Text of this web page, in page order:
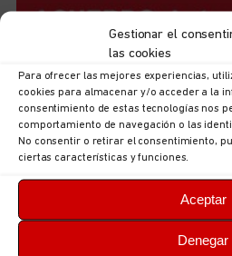
Gestionar el
las cookies
Para ofrecer las mejores experiencias,
cookies para almacenar y/o acceder a la
consentimiento de estas tecnologías nos
comportamiento de navegación o las
No consentir o retirar el consentimiento,
ciertas características y funciones.
Aceptar
Denegar
Acuerdo para el III Convenio
Servicios Veterinarios
No hay comentarios